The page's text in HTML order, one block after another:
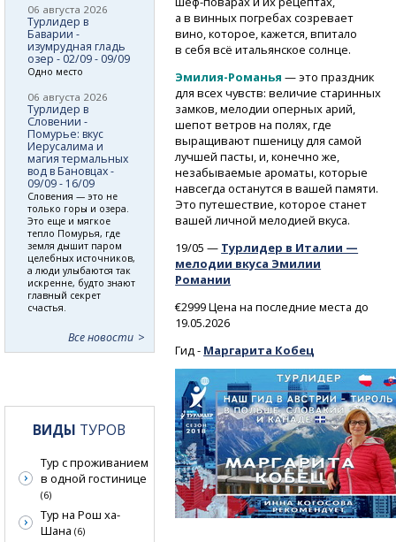
а в винных погребах созревает
вино, которое, кажется, впитало
в себя всё итальянское солнце.
Эмилия-Романья — это праздник
для всех чувств: величие старинных
замков, мелодии оперных арий,
шепот ветров на полях, где
выращивают пшеницу для самой
лучшей пасты, и, конечно же,
незабываемые ароматы, которые
навсегда останутся в вашей памяти.
Это путешествие, которое станет
вашей личной мелодией вкуса.
19/05 — Турлидер в Италии —
мелодии вкуса Эмилии
Романии
€2999 Цена на последние места до
19.05.2026
Гид - Маргарита Кобец
06 августа 2026
Турлидер в
Баварии -
изумрудная гладь
озер - 02/09 - 09/09
Одно место
06 августа 2026
Турлидер в
Словении -
Помурье: вкус
Иерусалима и
магия термальных
вод в Бановцах -
09/09 - 16/09
Словения — это не
только горы и озера.
Это еще и мягкое
тепло Помурья, где
земля дышит паром
целебных источников,
а люди улыбаются так
искренне, будто знают
главный секрет
счастья.
Все новости
ВИДЫ ТУРОВ
Тур с проживанием
в одной гостинице
(6)
Тур на Рош ха-
Шана (6)